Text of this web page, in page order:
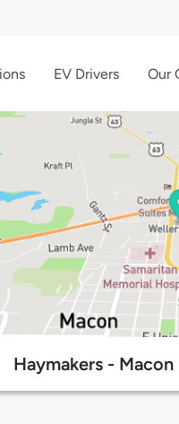
EV Drivers Our
Haymakers -